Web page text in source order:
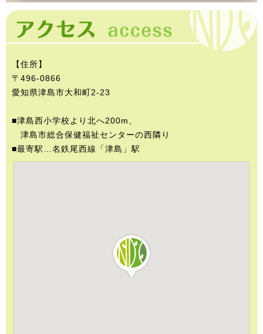
【住所】
〒496-0866
愛知県津島市大和町2-23
■津島西小学校より北へ200m、
津島市総合保健福祉センターの西隣り
■最寄駅…名鉄尾西線「津島」駅